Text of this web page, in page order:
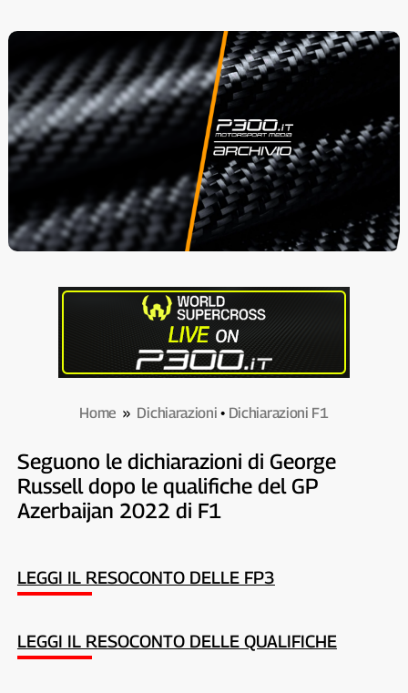
Home » Dichiarazioni • Dichiarazioni F1
Seguono le dichiarazioni di George
Russell dopo le qualifiche del GP
Azerbaijan 2022 di F1
LEGGI IL RESOCONTO DELLE FP3
LEGGI IL RESOCONTO DELLE QUALIFICHE